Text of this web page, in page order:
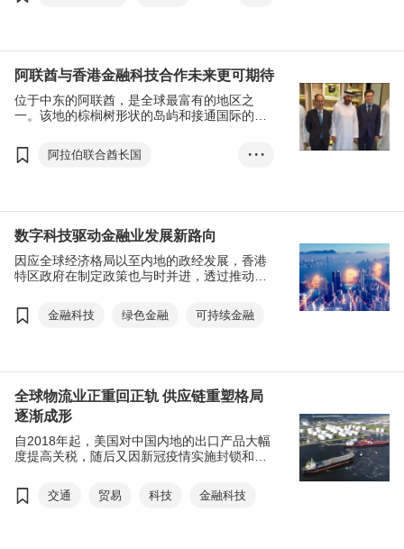
阿联酋与香港金融科技合作未来更可期待
位于中东的阿联酋，是全球最富有的地区之
一。该地的棕榈树形状的岛屿和接通国际的航
领域，包括Web 3.0、金融科技和加密货币的
蓬勃发展更是不容忽视，是引领中东迈向创新
阿拉伯联合酋长国
• • •
数字科技驱动金融业发展新路向
因应全球经济格局以至内地的政经发展，香港
特区政府在制定政策也与时并进，透过推动创
际市场。然而拥抱创新科技并非意味金融业的
重要地位不再，相反驱动金融科技创新及可持
金融科技 绿色金融 可持续金融
全球物流业正重回正轨 供应链重塑格局
逐渐成形
自2018年起，美国对中国内地的出口产品大幅
度提高关税，随后又因新冠疫情实施封锁和旅
供应链中断带来了一系列危机，许多工厂生产
停摆，物流企业面临营收下降及成本上升的双
交通 贸易 科技 金融科技